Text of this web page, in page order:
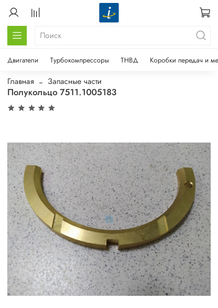
Двигатели Турбокомпрессоры ТНВД Коробки передач и
Главная Запасные части
Полукольцо 7511.1005183